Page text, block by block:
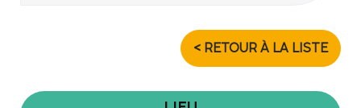
< RETOUR À LA LISTE